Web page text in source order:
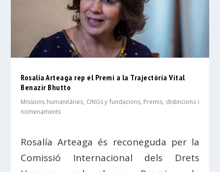
Rosalía Arteaga rep el Premi a la Trajectòria Vital
Benazir Bhutto
Missions humanitàries, ONGs y fundacions, Premis, distincions i
nomenaments
Rosalía Arteaga és reconeguda per la
Comissió Internacional dels Drets